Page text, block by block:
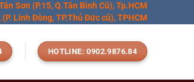
Sơn (P.15, Q.Tân Bình Cũ), Tp.HCM
Linh Đông, TP.Thủ Đức cũ), TPHCM
HOTLINE: 0902.9876.84